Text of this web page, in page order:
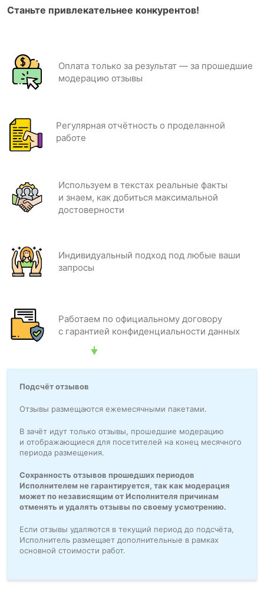
Станьте привлекательнее конкурентов!
Оплата только за результат — за прошедшие
модерацию отзывы
Регулярная отчётность о проделанной
работе
Используем в текстах реальные факты
и знаем, как добиться максимальной
достоверности
Индивидуальный подход под любые ваши
запросы
Работаем по официальному договору
с гарантией конфиденциальности данных
Подсчёт отзывов
Отзывы размещаются ежемесячными пакетами.
В зачёт идут только отзывы, прошедшие модерацию
и отображающиеся для посетителей на конец месячного
периода размещения.
Сохранность отзывов прошедших периодов
Исполнителем не гарантируется, так как модерация
может по независящим от Исполнителя причинам
отменять и удалять отзывы по своему усмотрению.
Если отзывы удаляются в текущий период до подсчёта,
Исполнитель размещает дополнительные в рамках
основной стоимости работ.